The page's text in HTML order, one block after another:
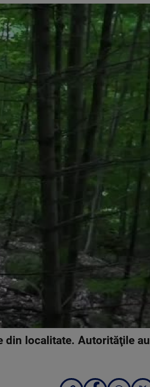
din localitate. Autorităţile au